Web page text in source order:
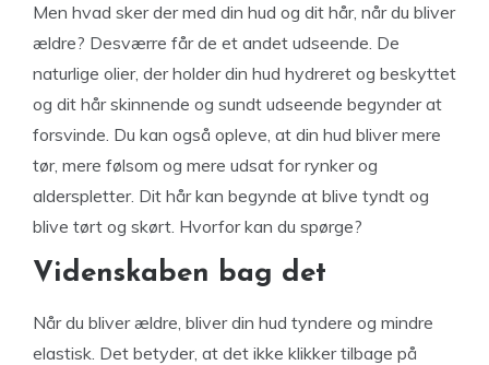
Men hvad sker der med din hud og dit hår, når du bliver
ældre? Desværre får de et andet udseende. De
naturlige olier, der holder din hud hydreret og beskyttet
og dit hår skinnende og sundt udseende begynder at
forsvinde. Du kan også opleve, at din hud bliver mere
tør, mere følsom og mere udsat for rynker og
alderspletter. Dit hår kan begynde at blive tyndt og
blive tørt og skørt. Hvorfor kan du spørge?
Videnskaben bag det
Når du bliver ældre, bliver din hud tyndere og mindre
elastisk. Det betyder, at det ikke klikker tilbage på